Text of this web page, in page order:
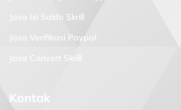
Jasa Isi Saldo Skrill
Jasa Verifikasi Paypal
Jasa Convert Skrill
Kontak